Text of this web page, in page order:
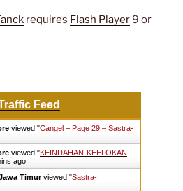
requires Flash Player9 or
Feed
viewed "Cangel – Page 29 – Sastra-
viewed "KEINDAHAN-KEELOKAN
ago
Timurviewed "Sastra-